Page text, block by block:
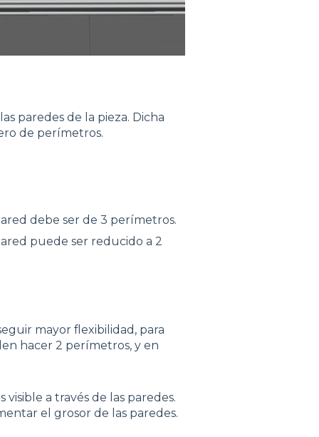
paredes de la pieza. Dicha
de perímetros.
debe ser de 3 perímetros.
puede ser reducido a 2
mayor flexibilidad, para
hacer 2 perímetros, y en
a través de las paredes.
el grosor de las paredes.